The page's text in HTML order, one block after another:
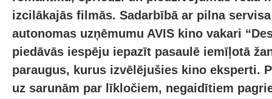
izcilākajās filmās. Sadarbībā ar pilna
autonomas uzņēmumu AVIS kino vakari
piedāvās iespēju iepazīt pasaulē iemīļotā
paraugus, kurus izvēlējušies kino eksperti.
uz sarunām par līkločiem, negaidītiem